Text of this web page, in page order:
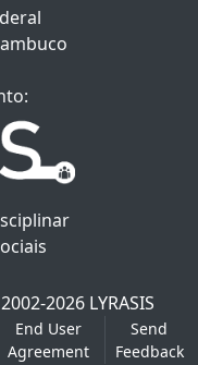
2026 LYRASIS
End User
Agreement
Send
Feedback